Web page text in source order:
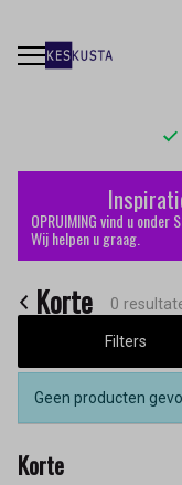
Korte
Keskusta
OPRUIMING vind u
Wij helpen u graag.
Korte 0
Filters
Geen producten
Korte